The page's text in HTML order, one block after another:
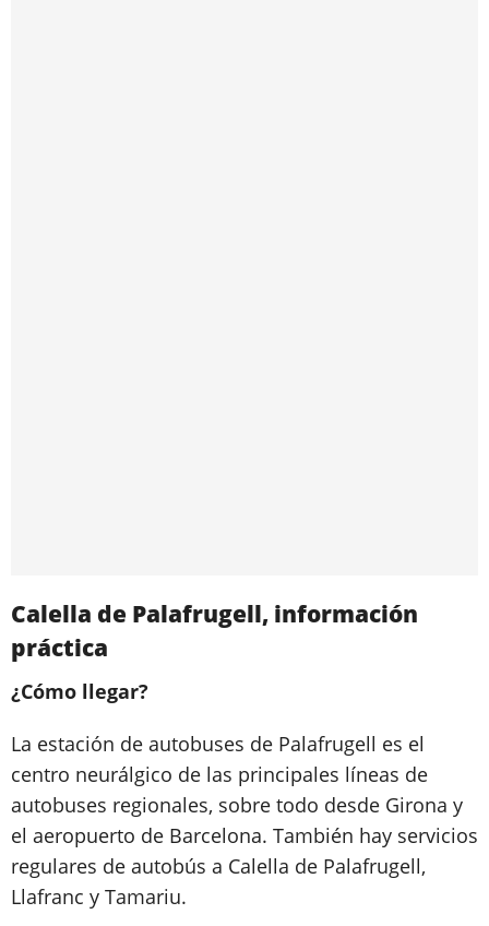
Calella de Palafrugell, información
práctica
¿Cómo llegar?
La estación de autobuses de Palafrugell es el
centro neurálgico de las principales líneas de
autobuses regionales, sobre todo desde Girona y
el aeropuerto de Barcelona. También hay servicios
regulares de autobús a Calella de Palafrugell,
Llafranc y Tamariu.